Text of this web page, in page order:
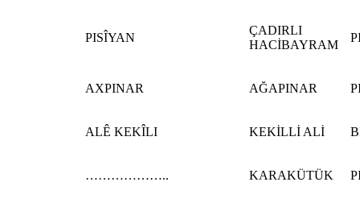
PISÎYAN
ÇADIRLI
HACİBAYRAM
AXPINAR AĞAPINAR
ALÊ KEKÎLI KEKİLLİ ALİ
……………….. KARAKÜTÜK